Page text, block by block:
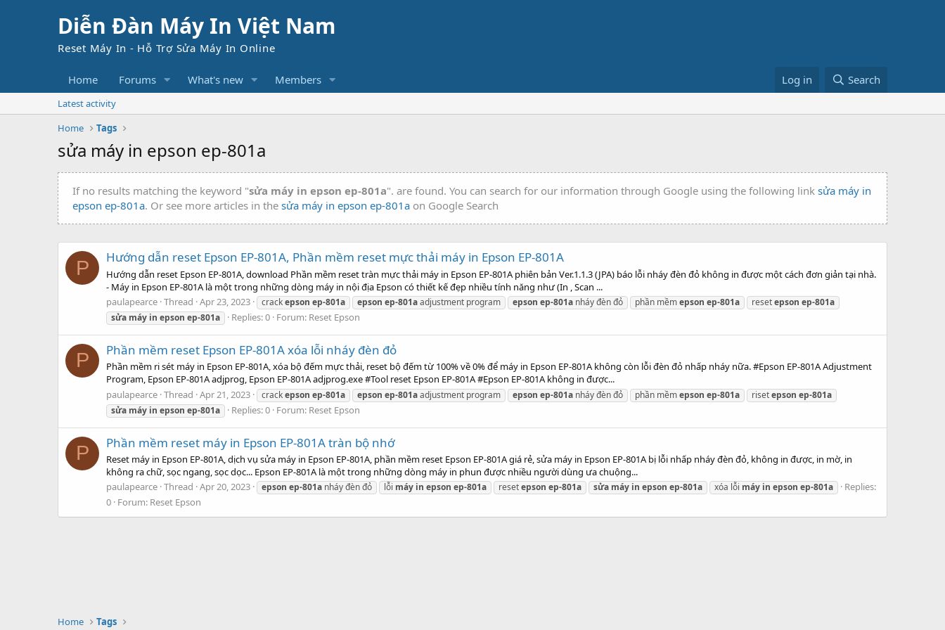
Diễn Đàn Máy In Việt Nam
Reset Máy In - Hỗ Trợ Sửa Máy In Online
Home Forums What's new Members Log in Search
Latest activity
Home
Tags
sửa máy in epson ep-801a
If no results matching the keyword "sửa máy in epson ep-801a". are found. You can search for our information through Google using the following link sửa máy in
epson ep-801a. Or see more articles in the sửa máy in epson ep-801a on Google Search
P Hướng dẫn reset Epson EP-801A, Phần mềm reset mực thải máy in Epson EP-801A
Hướng dẫn reset Epson EP-801A, download Phần mềm reset tràn mực thải máy in Epson EP-801A phiên bản Ver.1.1.3 (JPA) báo lỗi nháy đèn đỏ không in được một cách đơn giản tại nhà.
- Máy in Epson EP-801A là một trong những dòng máy in nội địa Epson có thiết kế đẹp nhiều tính năng như (In , Scan ...
paulapearce Thread Apr 23, 2023 crackepson ep-801a epson ep-801aadjustment program epson ep-801a nháy đèn đỏ phần mềmepson ep-801a resetepson ep-801a
sửa máy in epson ep-801a Replies: 0 Forum: Reset Epson
P Phần mềm reset Epson EP-801A xóa lỗi nháy đèn đỏ
Phần mềm ri sét máy in Epson EP-801A, xóa bộ đếm mực thải, reset bộ đếm từ 100% về 0% để máy in Epson EP-801A không còn lỗi đèn đỏ nhấp nháy nữa. #Epson EP-801A Adjustment
Program, Epson EP-801A adjprog, Epson EP-801A adjprog.exe #Tool reset Epson EP-801A #Epson EP-801A không in được...
paulapearce Thread Apr 21, 2023 crackepson ep-801a epson ep-801aadjustment program epson ep-801a nháy đèn đỏ phần mềmepson ep-801a risetepson ep-801a
sửa máy in epson ep-801a Replies: 0 Forum: Reset Epson
P Phần mềm reset máy in Epson EP-801A tràn bộ nhớ
Reset máy in Epson EP-801A, dịch vụ sửa máy in Epson EP-801A, phần mềm reset Epson EP-801A giá rẻ, sửa máy in Epson EP-801A bị lỗi nhấp nháy đèn đỏ, không in được, in mờ, in
không ra chữ, sọc ngang, sọc dọc... Epson EP-801A là một trong những dòng máy in phun được nhiều người dùng ưa chuộng...
paulapearce Thread Apr 20, 2023 epson ep-801a nháy đèn đỏ lỗi máy in epson ep-801a resetepson ep-801a sửa máy in epson ep-801a xóa lỗi máy in epson ep-801a
Replies:
0 Forum: Reset Epson
Home Tags